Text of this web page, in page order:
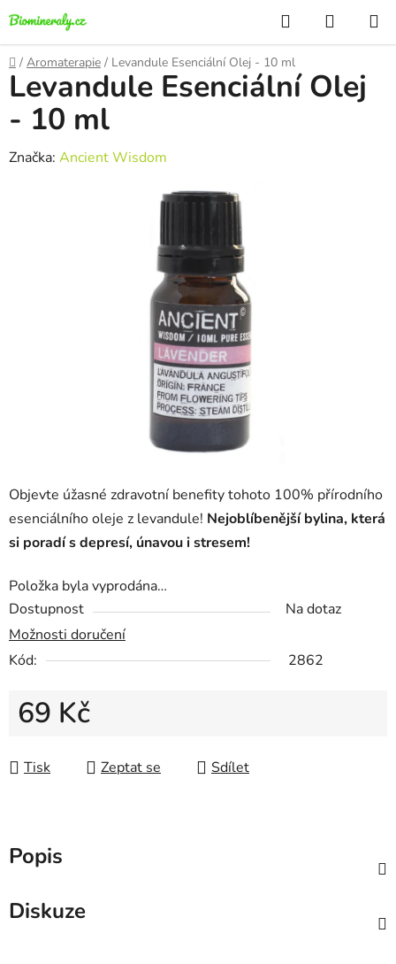
Přejít
na
obsah
Hledat
KOŠÍK
Domů
/ Aromaterapie / Levandule Esenciální Olej - 10 ml
Objevte úžasné zdravotní benefity tohoto 100% přírodního
esenciálního oleje z levandule! Nejoblíbenější bylina, která
si poradí s depresí, únavou i stresem!
Položka byla vyprodána…
Dostupnost
Na dotaz
Možnosti doručení
Kód:
2862
69 Kč
Tisk
Zeptat se Sdílet
Levandule Esenciální Olej
- 10 ml
Značka: Ancient Wisdom
Popis
Diskuze